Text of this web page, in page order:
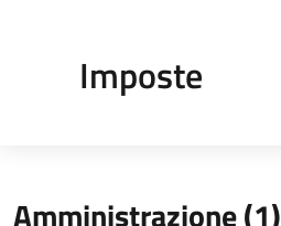
Imposte
Amministrazione (1)